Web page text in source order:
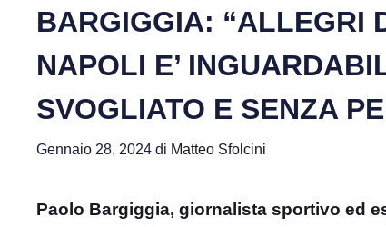
BARGIGGIA: “ALLEGRI
NAPOLI E’
SVOGLIATO E SENZA
Gennaio 28, 2024 di Matteo Sfolcini
Paolo Bargiggia, giornalista sportivo ed